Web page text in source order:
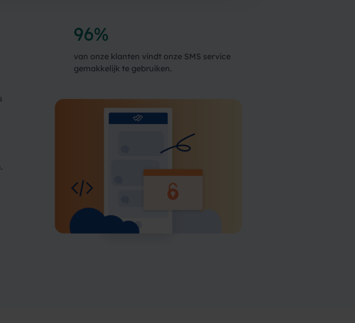
96%
van onze klanten vindt onze SMS service
gemakkelijk te gebruiken.